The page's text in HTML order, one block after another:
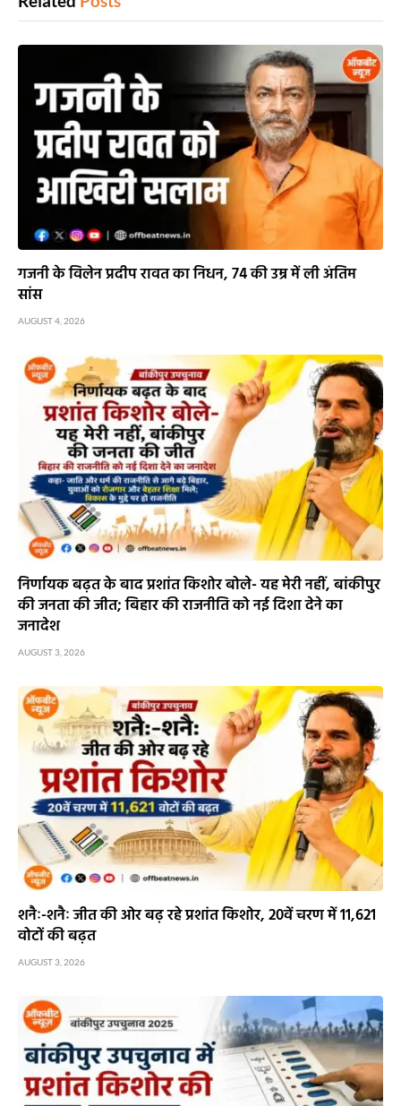
गजनी के विलेन प्रदीप रावत का निधन, 74 की उम्र में ली अंतिम
सांस
AUGUST 4, 2026
निर्णायक बढ़त के बाद प्रशांत किशोर बोले- यह मेरी नहीं, बांकीपुर
की जनता की जीत; बिहार की राजनीति को नई दिशा देने का
जनादेश
AUGUST 3, 2026
शनैः-शनैः जीत की ओर बढ़ रहे प्रशांत किशोर, 20वें चरण में 11,621
वोटों की बढ़त
AUGUST 3, 2026